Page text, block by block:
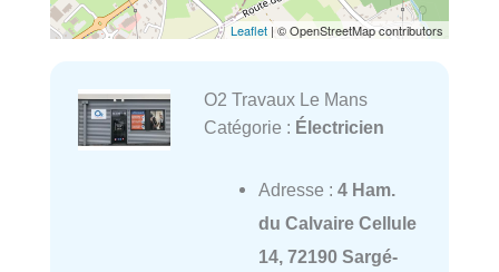
Leaflet | © OpenStreetMap contributors
O2 Travaux Le Mans
Catégorie : Électricien
Adresse : 4 Ham.
du Calvaire Cellule
14, 72190 Sargé-